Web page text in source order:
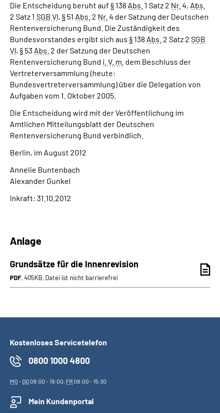
Language
Inhalte in Gebärdensprache (DGS)
Leichte Sprache
Die Entscheidung beruht auf § 138 Abs. 1 Satz 2 Nr. 4, Abs.
2 Satz 1 SGB VI, § 51 Abs. 2 Nr. 4 der Satzung der Deutschen
Rentenversicherung Bund. Die Zuständigkeit des
Bundesvorstandes ergibt sich aus § 138 Abs. 2 Satz 2 SGB
VI, § 53 Abs. 2 der Satzung der Deutschen
Rentenversicherung Bund i. V. m. dem Beschluss der
Vertreterversammlung (heute:
Bundesvertreterversammlung) über die Delegation von
Aufgaben vom 1. Oktober 2005.
Die Entscheidung wird mit der Veröffentlichung im
Amtlichen Mitteilungsblatt der Deutschen
Rentenversicherung Bund verbindlich.
Berlin, im August 2012
Annelie Buntenbach
Alexander Gunkel
Inkraft: 31.10.2012
Anlage
Grundsätze für die Innenrevision
PDF, 405KB, Datei ist nicht barrierefrei
Kostenloses Servicetelefon
0800 1000 4800
MO- DO08:00 - 19:00, FR08:00 - 15:30
Mein Kundenportal